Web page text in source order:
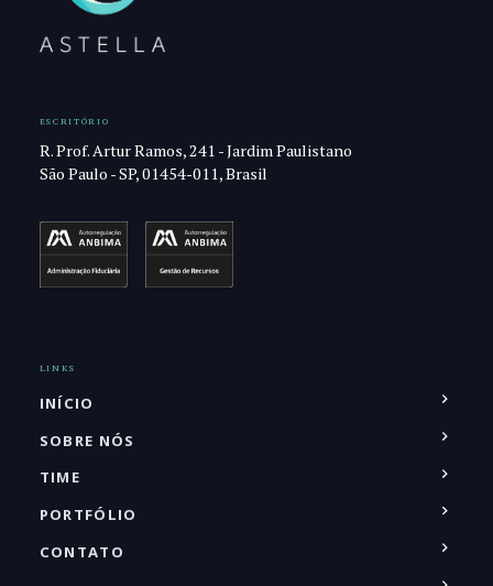
ESCRITÓRIO
R. Prof. Artur Ramos, 241 - Jardim Paulistano
São Paulo - SP, 01454-011, Brasil
LINKS
INÍCIO
SOBRE NÓS
TIME
PORTFÓLIO
CONTATO